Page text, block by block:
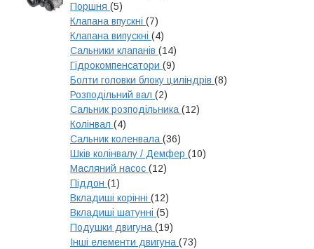
Поршня (5)
Клапана впускні (7)
Клапана випускні (4)
Сальники клапанів (14)
Гідрокомпенсатори (9)
Болти головки блоку циліндрів (8)
Розподільний вал (2)
Сальник розподільника (12)
Колінвал (4)
Сальник коленвала (36)
Шків колінвалу / Демфер (10)
Масляний насос (12)
Піддон (1)
Вкладиші корінні (12)
Вкладиші шатунні (5)
Подушки двигуна (19)
Інші елементи двигуна (73)